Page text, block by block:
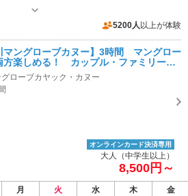
5200人 以上が体験
マングローブカヌー】3時間 マングロー
方楽しめる！ カップル・ファミリーに
グローブカヤック・カヌー
オンラインカード決済専用
大人（中学生以上）
8,500円～
月 火 水 木
金